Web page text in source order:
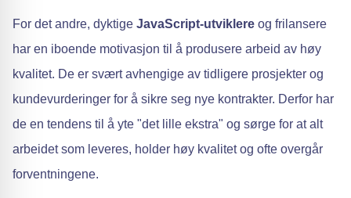
For det andre, dyktige JavaScript-utviklere og frilansere
har en iboende motivasjon til å produsere arbeid av høy
kvalitet. De er svært avhengige av tidligere prosjekter og
kundevurderinger for å sikre seg nye kontrakter. Derfor har
de en tendens til å yte "det lille ekstra" og sørge for at alt
arbeidet som leveres, holder høy kvalitet og ofte overgår
forventningene.